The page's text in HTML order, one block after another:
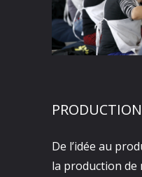
PRODUCTION
De l’idée au
la production de